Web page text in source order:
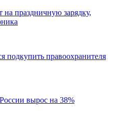
праздничную зарядку,
подкупить правоохранителя
вырос на 38%